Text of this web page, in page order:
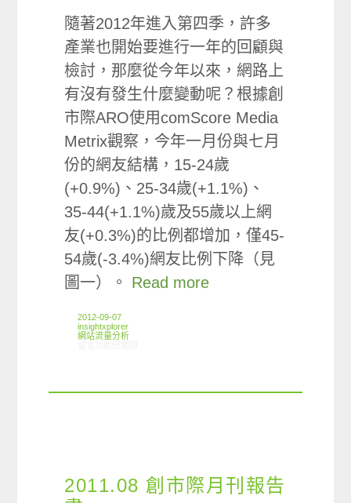
隨著2012年進入第四季，許多
產業也開始要進行一年的回顧與
檢討，那麼從今年以來，網路上
有沒有發生什麼變動呢？根據創
市際ARO使用comScore Media
Metrix觀察，今年一月份與七月
份的網友結構，15-24歲
(+0.9%)、25-34歲(+1.1%)、
35-44(+1.1%)歲及55歲以上網
友(+0.3%)的比例都增加，僅45-
54歲(-3.4%)網友比例下降（見
圖一）。 Read more
2012-09-07
insightxplorer
網站流量分析
2011.08 創市際月刊報告